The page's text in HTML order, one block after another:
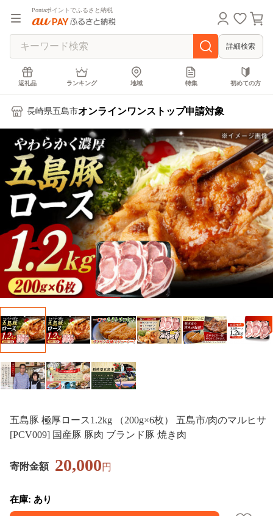
Pontaポイントでふるさと納税
詳細検索
返礼品 ランキング 地域 特集 初めての方
長崎県五島市オンラインワンストップ申請対象
五島豚 極厚ロース1.2kg （200g×6枚） 五島市/肉のマルヒサ
[PCV009] 国産豚 豚肉 ブランド豚 焼き肉
寄附金額 20,000円
在庫: あり